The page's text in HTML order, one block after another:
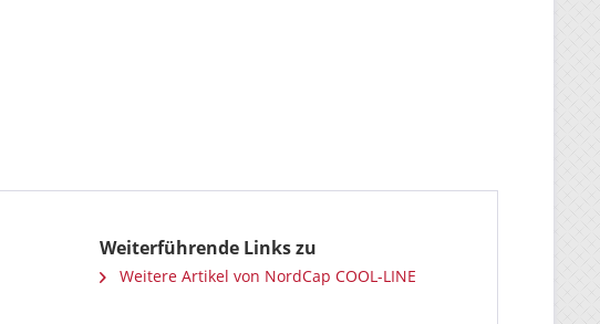
Weiterführende Links zu
Weitere Artikel von NordCap COOL-LINE